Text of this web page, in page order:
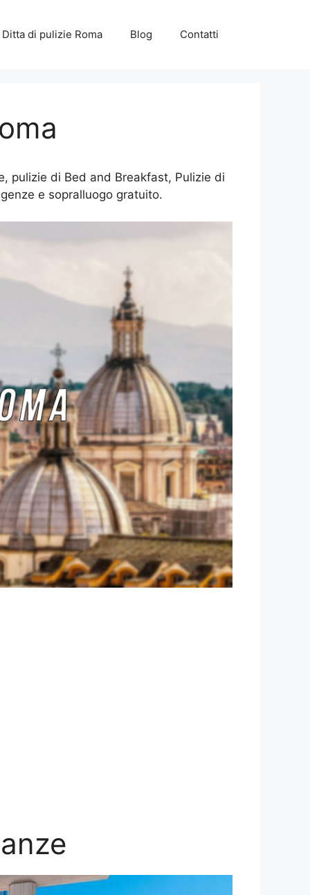
Ditta di pulizie Roma Blog Contatti
pulizie di Bed and Breakfast, Pulizie di
e sopralluogo gratuito.